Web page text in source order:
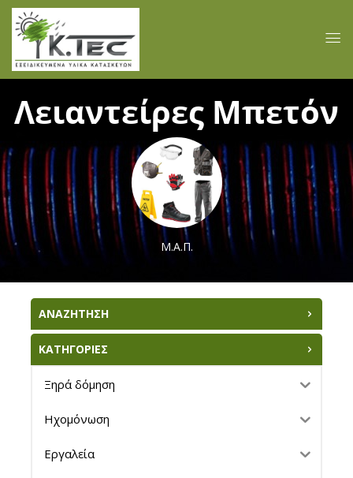
Λειαντείρες Μπετόν
Μ.Α.Π.
ΑΝΑΖΗΤΗΣΗ
ΚΑΤΗΓΟΡΙΕΣ
Ξηρά δόμηση
Ηχομόνωση
Εργαλεία